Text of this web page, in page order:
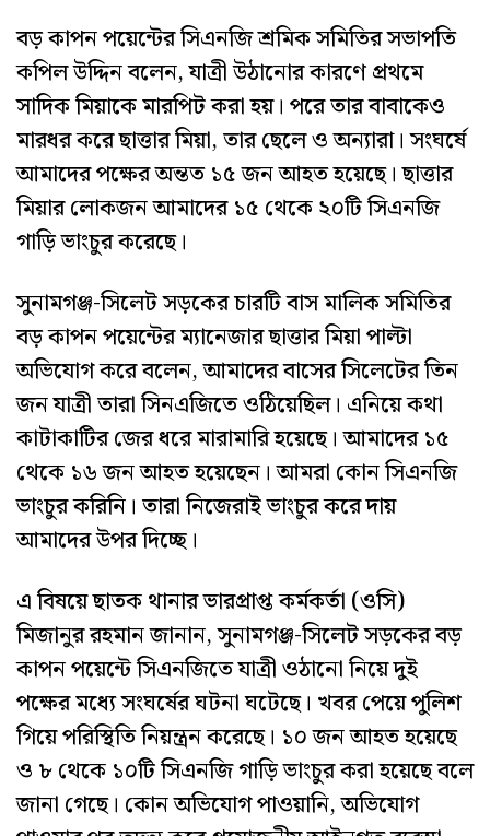
বড় কাপন পয়েন্টের সিএনজি শ্রমিক সমিতির সভাপতি
কপিল উদ্দিন বলেন, যাত্রী উঠানোর কারণে প্রথমে
সাদিক মিয়াকে মারপিট করা হয়। পরে তার বাবাকেও
মারধর করে ছাত্তার মিয়া, তার ছেলে ও অন্যারা। সংঘর্ষে
আমাদের পক্ষের অন্তত ১৫ জন আহত হয়েছে। ছাত্তার
মিয়ার লোকজন আমাদের ১৫ থেকে ২০টি সিএনজি
গাড়ি ভাংচুর করেছে।
সুনামগঞ্জ-সিলেট সড়কের চারটি বাস মালিক সমিতির
বড় কাপন পয়েন্টের ম্যানেজার ছাত্তার মিয়া পাল্টা
অভিযোগ করে বলেন, আমাদের বাসের সিলেটের তিন
জন যাত্রী তারা সিনএজিতে ওঠিয়েছিল। এনিয়ে কথা
কাটাকাটির জের ধরে মারামারি হয়েছে। আমাদের ১৫
থেকে ১৬ জন আহত হয়েছেন। আমরা কোন সিএনজি
ভাংচুর করিনি। তারা নিজেরাই ভাংচুর করে দায়
আমাদের উপর দিচ্ছে।
এ বিষয়ে ছাতক থানার ভারপ্রাপ্ত কর্মকর্তা (ওসি)
মিজানুর রহমান জানান, সুনামগঞ্জ-সিলেট সড়কের বড়
কাপন পয়েন্টে সিএনজিতে যাত্রী ওঠানো নিয়ে দুই
পক্ষের মধ্যে সংঘর্ষের ঘটনা ঘটেছে। খবর পেয়ে পুলিশ
গিয়ে পরিস্থিতি নিয়ন্ত্রন করেছে। ১০ জন আহত হয়েছে
ও ৮ থেকে ১০টি সিএনজি গাড়ি ভাংচুর করা হয়েছে বলে
জানা গেছে। কোন অভিযোগ পাওয়ানি, অভিযোগ